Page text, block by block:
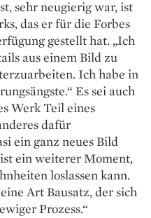
sehr neugierig war, ist
das er für die Forbes
gestellt hat. „Ich
aus einem Bild zu
Ich habe in
Es sei auch
Werk Teil eines
dafür
ein ganz neues Bild
ein weiterer Moment,
loslassen kann.
Art Bausatz, der sich
Prozess.“